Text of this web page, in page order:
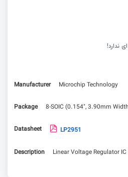
ندارد!
Manufacturer
Microchip Technology
Package 8-SOIC (0.154", 3.90mm
Datasheet LP2951
Description Linear Voltage Regulator